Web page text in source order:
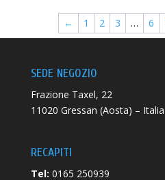
← 1 2 3 … 6
SEDE NEGOZIO
Frazione Taxel, 22
11020 Gressan (Aosta) – Italia
RECAPITI
Tel: 0165 250939